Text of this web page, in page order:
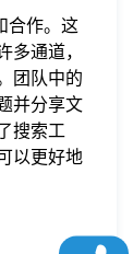
合作。这
多通道，
团队中的
并分享文
搜索工
以更好地